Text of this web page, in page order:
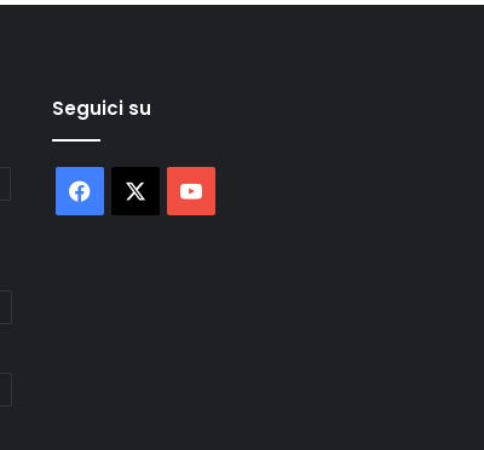
Seguici su
Facebook